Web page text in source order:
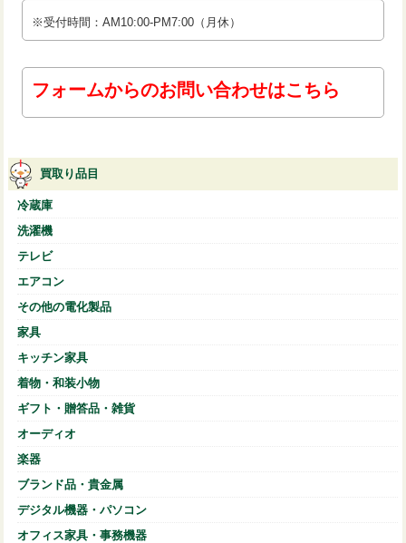
※受付時間：AM10:00-PM7:00（月休）
フォームからのお問い合わせはこちら
買取り品目
冷蔵庫
洗濯機
テレビ
エアコン
その他の電化製品
家具
キッチン家具
着物・和装小物
ギフト・贈答品・雑貨
オーディオ
楽器
ブランド品・貴金属
デジタル機器・パソコン
オフィス家具・事務機器